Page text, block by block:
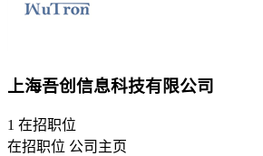
上海吾创信息科技有限公司
1 在招职位
在招职位 公司主页